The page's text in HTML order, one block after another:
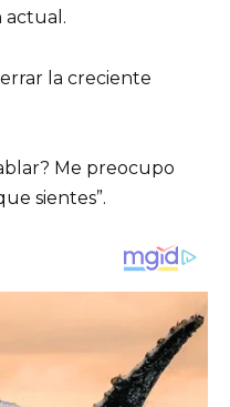
actual.
la creciente
Me preocupo
sientes”.